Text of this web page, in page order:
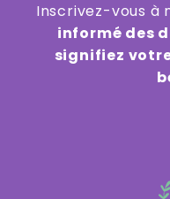
Inscrivez-vous
informé des
signifiez